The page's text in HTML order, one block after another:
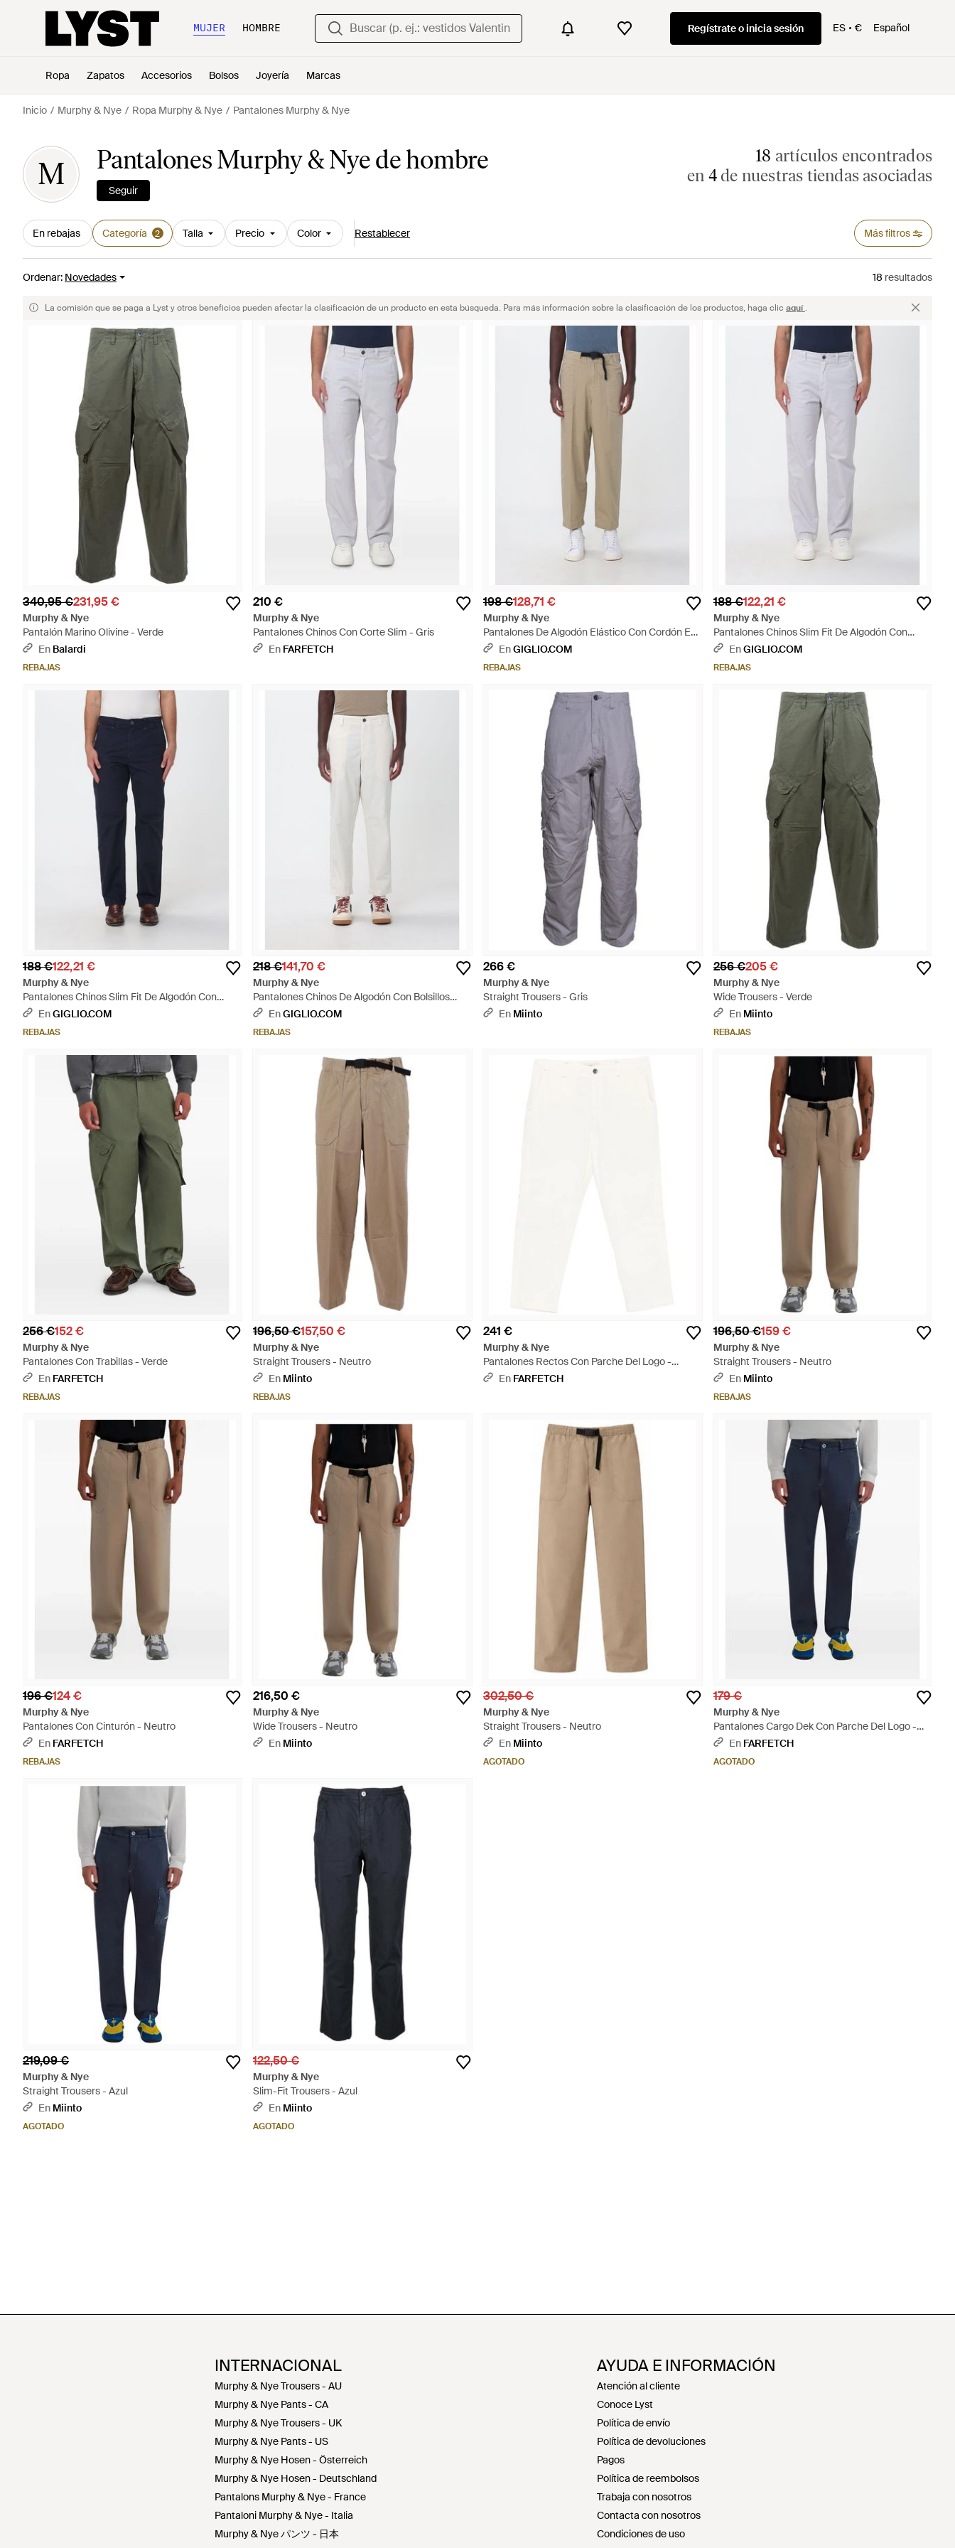
MUJER HOMBRE Regístrate o inicia sesión ES € Español
Ropa Zapatos Accesorios Bolsos Joyería Marcas
Inicio Murphy & Nye Ropa Murphy & Nye Pantalones Murphy & Nye
M Pantalones Murphy & Nye de hombre
Seguir
18 artículos encontrados
en 4 de nuestras tiendas asociadas
En rebajas Categoría 2 Talla Precio Color Restablecer Más filtros
Ordenar: Novedades 18 resultados
La comisión que se paga a Lyst y otros beneficios pueden afectar la clasificación de un producto en esta búsqueda. Para más información sobre la clasificación de los productos, haga clic aquí.
340,95 €231,95 €
Murphy & Nye
Pantalón Marino Olivine - Verde
En Balardi
REBAJAS
210 €
Murphy & Nye
Pantalones Chinos Con Corte Slim - Gris
En FARFETCH
198 €128,71 €
Murphy & Nye
Pantalones De Algodón Elástico Con Cordón En
La Cintura - Neutro
EnGIGLIO.COM
REBAJAS
188 €122,21 €
Murphy & Nye
Pantalones Chinos Slim Fit De Algodón Con
Bolsillos Ribeteados - Azul
EnGIGLIO.COM
REBAJAS
188 €122,21 €
Murphy & Nye
Pantalones Chinos Slim Fit De Algodón Con
Bolsillos Ribeteados - Azul
EnGIGLIO.COM
REBAJAS
218 €141,70 €
Murphy & Nye
Pantalones Chinos De Algodón Con Bolsillos
Americanos - Blanco
EnGIGLIO.COM
REBAJAS
266 €
Murphy & Nye
Straight Trousers - Gris
En Miinto
256 €205 €
Murphy & Nye
Wide Trousers - Verde
En Miinto
REBAJAS
256 €152 €
Murphy & Nye
Pantalones Con Trabillas - Verde
En FARFETCH
REBAJAS
196,50 €157,50 €
Murphy & Nye
Straight Trousers - Neutro
En Miinto
REBAJAS
241 €
Murphy & Nye
Pantalones Rectos Con Parche Del Logo -
Blanco
En FARFETCH
196,50 €159 €
Murphy & Nye
Straight Trousers - Neutro
En Miinto
REBAJAS
196 €124 €
Murphy & Nye
Pantalones Con Cinturón - Neutro
En FARFETCH
REBAJAS
216,50 €
Murphy & Nye
Wide Trousers - Neutro
En Miinto
302,50 €
Murphy & Nye
Straight Trousers - Neutro
En Miinto
AGOTADO
179 €
Murphy & Nye
Pantalones Cargo Dek Con Parche Del Logo -
AzulEn FARFETCH
AGOTADO
219,09 €
Murphy & Nye
Straight Trousers - Azul
En Miinto
AGOTADO
122,50 €
Murphy & Nye
Slim-Fit Trousers - Azul
En Miinto
AGOTADO
INTERNACIONAL
Murphy & Nye Trousers - AU
Murphy & Nye Pants - CA
Murphy & Nye Trousers - UK
Murphy & Nye Pants - US
Murphy & Nye Hosen - Österreich
Murphy & Nye Hosen - Deutschland
Pantalons Murphy & Nye - France
Pantaloni Murphy & Nye - Italia
Murphy & Nye パンツ - 日本
AYUDA E INFORMACIÓN
Atención al cliente
Conoce Lyst
Política de envío
Política de devoluciones
Pagos
Política de reembolsos
Trabaja con nosotros
Contacta con nosotros
Condiciones de uso